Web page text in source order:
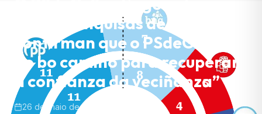
que “As enquisas de hoxe
confirman que o PSdeG está
no bo camiño para recuperar
a confianza da veciñanza”
26 de maio de 2025